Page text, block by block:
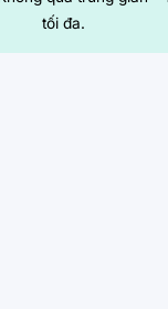
tối đa.